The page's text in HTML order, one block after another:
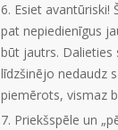
Esiet avantūriski!
pat nepiedienīgus
būt jautrs.
līdzšinējo nedaudz
piemērots, vismaz
Priekšspēle un